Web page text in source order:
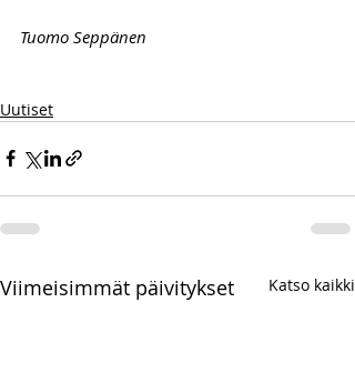
Tuomo Seppänen
Uutiset
Viimeisimmät päivitykset Katso kaikki